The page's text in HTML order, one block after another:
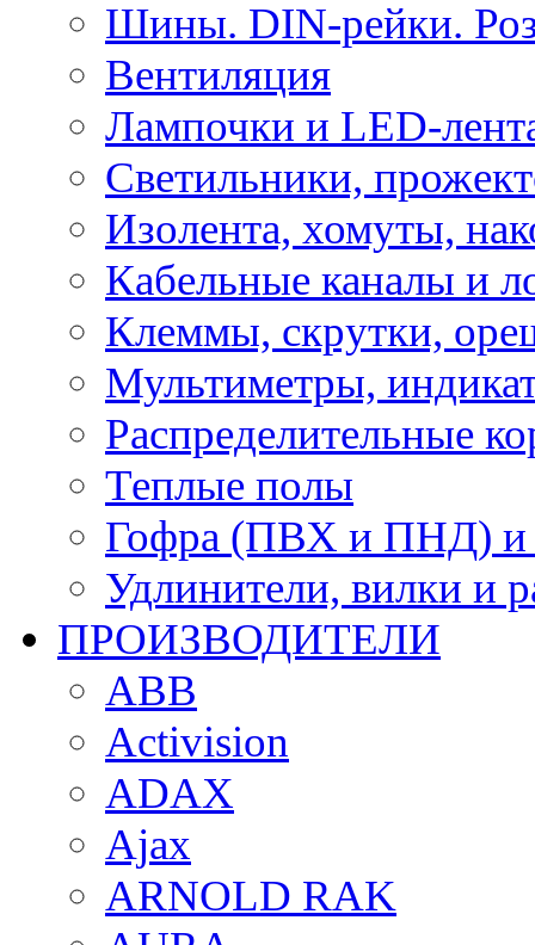
Шины. DIN-рейки.
Вентиляция
Лампочки и LED-
Светильники,
Изолента, хомуты,
Кабельные каналы и
Клеммы, скрутки,
Мультиметры,
Распределительные
Теплые полы
Гофра (ПВХ и ПНД) и
Удлинители, вилки и
ПРОИЗВОДИТЕЛИ
ABB
Activision
ADAX
Ajax
ARNOLD RAK